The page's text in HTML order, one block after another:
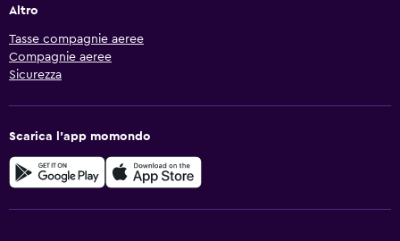
Altro
Tasse compagnie aeree
Compagnie aeree
Sicurezza
Scarica l'app momondo